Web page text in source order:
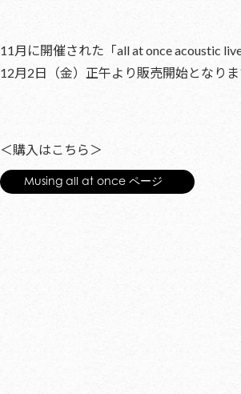
11月に開催された「all at once acoustic
12月2日（金）正午より販売開始となりま
＜購入はこちら＞
Musing all at once ページ